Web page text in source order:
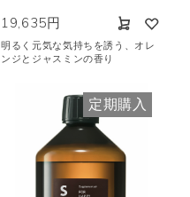
19,635円
明るく元気な気持ちを誘う、オレ
ンジとジャスミンの香り
定期購入